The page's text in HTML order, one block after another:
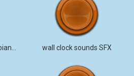
wall clock sounds SFX